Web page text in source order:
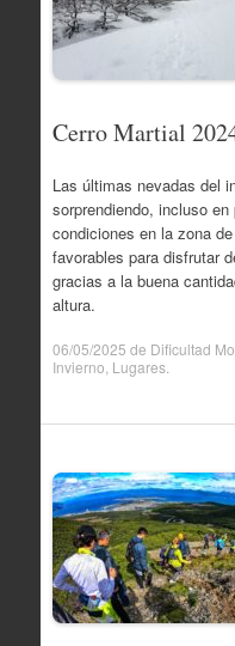
Cerro Martial
Las últimas nevadas del
sorprendiendo, incluso
condiciones en la zona
favorables para disfrutar
gracias a la buena
altura.
06/05/2025 de Dificultad
Invierno Lugares.